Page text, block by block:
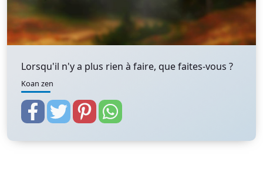
Lorsqu'il n'y a plus rien à faire, que faites-vous ?
Koan zen